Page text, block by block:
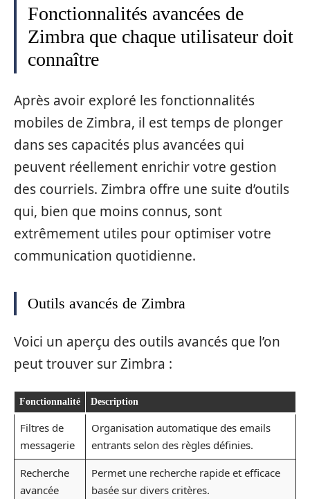
Fonctionnalités avancées de
Zimbra que chaque utilisateur doit
connaître
Après avoir exploré les fonctionnalités
mobiles de Zimbra, il est temps de plonger
dans ses capacités plus avancées qui
peuvent réellement enrichir votre gestion
des courriels. Zimbra offre une suite d’outils
qui, bien que moins connus, sont
extrêmement utiles pour optimiser votre
communication quotidienne.
Outils avancés de Zimbra
Voici un aperçu des outils avancés que l’on
peut trouver sur Zimbra :
Fonctionnalité Description
Filtres de
messagerie
Organisation automatique des emails
entrants selon des règles définies.
Recherche
avancée
Permet une recherche rapide et efficace
basée sur divers critères.